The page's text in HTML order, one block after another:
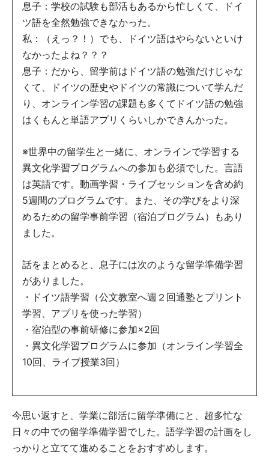
息子：学校の試験も部活もあるから忙しくて、ドイ
ツ語を全然勉強できなかった。
私：（えっ？！）でも、ドイツ語はやらないといけ
なかったよね？？？
息子：だから、留学前はドイツ語の勉強だけじゃな
くて、ドイツの歴史やドイツの常識について学んだ
り、オンライン学習の課題も多くてドイツ語の勉強
はくもんと単語アプリくらいしかできんかった。
※世界中の留学生と一緒に、オンラインで学習する
異文化学習プログラムへの参加も必須でした。言語
は英語です。動画学習・ライブセッションを含め約
5週間のプログラムです。また、その学びをより深
めるための留学事前学習（宿泊プログラム）もあり
ました。
話をまとめると、息子には次のような留学準備学習
がありました。
・ドイツ語学習（公文教室へ週２回通塾とプリント
学習、アプリを使った学習）
・宿泊型の事前研修に参加×2回
・異文化学習プログラムに参加（オンライン学習全
10回、ライブ授業3回）
今思い返すと、学業に部活に留学準備にと、超多忙な
日々の中での留学準備学習でした。語学学習の計画をし
っかりと立てて進めることをおすすめします。